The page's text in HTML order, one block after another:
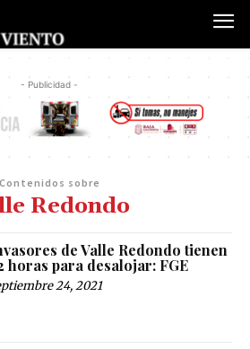
- Publicidad -
Contenidos sobre
Redondo
de Valle Redondo tienen
horas para desalojar: FGE
24, 2021